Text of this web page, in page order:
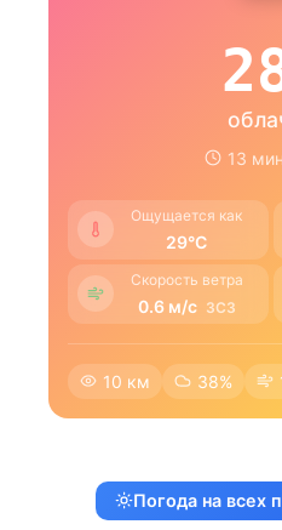
13
Ощущается как
29°C
Скорость ветра
0.6 м/с ЗCЗ
10 км 38%
Погода на всех